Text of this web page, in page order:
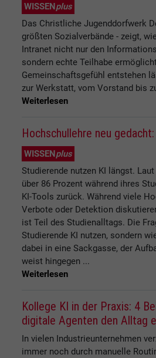
WISSEN plus
Das Christliche Jugenddorfwerk
größten Sozialverbände - zeigt,
Intranet nicht nur den
sondern echte Teilhabe
Gemeinschaftsgefühl entstehen
zur Werkstatt, vom Vorstand bis
Weiterlesen
Hochschullehre neu
WISSENplus
Studierende nutzen KI längst.
über 86 Prozent während ihres
KI-Tools zurück. Während viele
Verbote oder Detektion
ist Teil des Studienalltags. Die
Studierende KI nutzen, sondern
dabei in eine Sackgasse, der
weist hingegen ...
Weiterlesen
Kollege KI in der Praxis: 4
digitale Agenten den Alltag
In vielen Industrieunternehmen
immer noch durch manuelle